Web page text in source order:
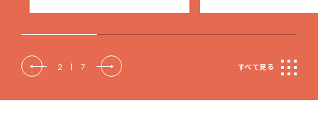
2 | 7 すべて見る